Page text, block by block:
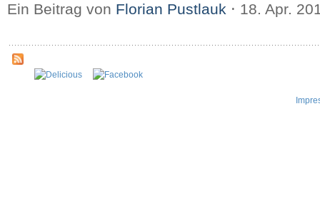
Ein Beitrag von Florian Pustlauk ⋅ 18. Apr.